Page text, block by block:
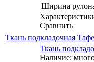
Ширина
Сравнить
Ткань подкладочная
Ткань
Наличие: много